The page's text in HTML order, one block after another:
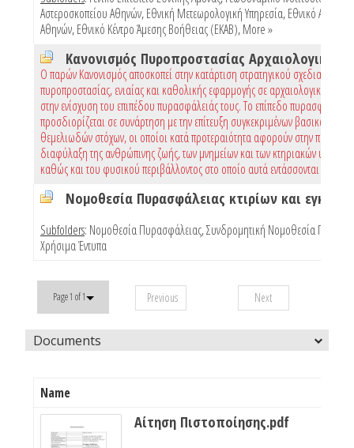
Αστεροσκοπείου Αθηνών,Εθνική Μετεωρολογική Υπηρεσία,Εθνικό
Αθηνών,Εθνικό Κέντρο Άμεσης Βοήθειας (ΕΚΑΒ),More »
Ο παρών Κανονισμός αποσκοπεί στην κατάρτιση στρατηγικού σχεδιασμού
πυροπροστασίας, ενιαίας και καθολικής εφαρμογής σε αρχαιολογικούς
στην ενίσχυση του επιπέδου πυρασφάλειάς τους. Το επίπεδο πυρασφάλειας
προσδιορίζεται σε συνάρτηση με την επίτευξη συγκεκριμένων βασικών και
θεμελιωδών στόχων, οι οποίοι κατά προτεραιότητα αφορούν στην
διαφύλαξη της ανθρώπινης ζωής, των μνημείων και των κτηριακών
καθώς και του φυσικού περιβάλλοντος στο οποίο αυτά εντάσσονται
Subfolders: Νομοθεσία Πυρασφάλειας,Συνδρομητική Νομοθεσία
Χρήσιμα Έντυπα
Page 1 of 1 Previous Next
Documents
Name
Αίτηση Πιστοποίησης.pdf